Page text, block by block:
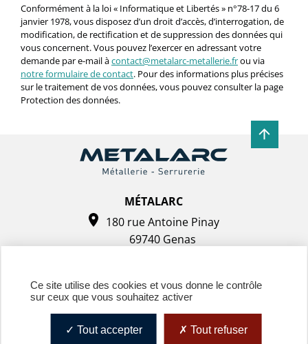
Conformément à la loi « Informatique et Libertés » n°78-17 du 6
janvier 1978, vous disposez d’un droit d’accès, d’interrogation, de
modification, de rectification et de suppression des données qui
vous concernent. Vous pouvez l’exercer en adressant votre
demande par e-mail àcontact@metalarc-metallerie.frou via
notre formulaire de contact. Pour des informations plus précises
sur le traitement de vos données, vous pouvez consulter la page
Protection des données.
MÉTALARC
180 rue Antoine Pinay
69740 Genas
Ce site utilise des cookies et vous donne le contrôle
sur ceux que vous souhaitez activer
Tout accepter Tout refuser